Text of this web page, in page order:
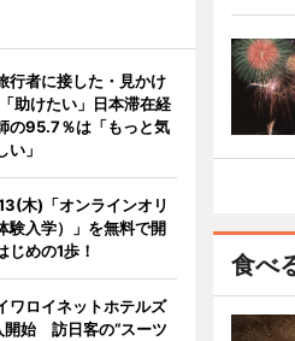
食べ
行者に接した・見かけ
助けたい」日本滞在経
の95.7％は「もっと気
」
木)「オンラインオリ
験入学）」を無料で開
じめの1歩！
ワロイネットホテルズ
開始 訪日客の“スーツ